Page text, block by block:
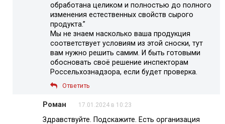
обработана целиком и полностью до полного
изменения естественных свойств сырого
продукта.”
Мы не знаем насколько ваша продукция
соответствует условиям из этой сноски, тут
вам нужно решить самим. И быть готовыми
обосновать своё решение инспекторам
Россельхознадзора, если будет проверка.
Ответить
Роман 17.01.2024 в 10:23
Здравствуйте. Подскажите. Есть организация